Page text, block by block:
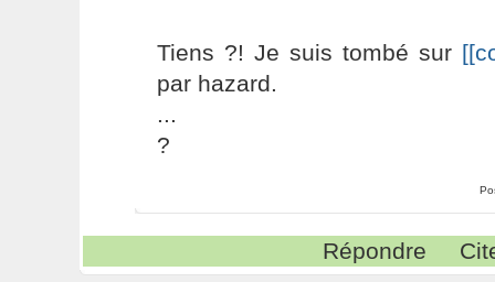
Tiens ?! Je suis tombé sur
par hazard.
...
?
Répondre